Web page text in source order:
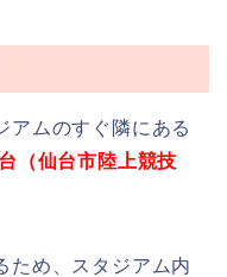
アムのすぐ隣にある
（仙台市陸上競技
ため、スタジアム内